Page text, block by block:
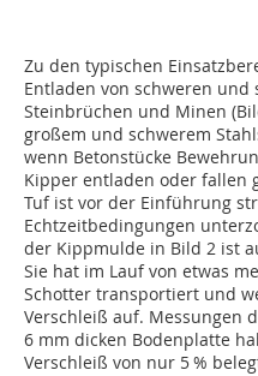
Zu den typischen
Entladen von schweren und
Steinbrüchen und Minen
großem und schwerem
wenn Betonstücke
Kipper entladen oder fallen
Tuf ist vor der Einführung
Echtzeitbedingungen
der Kippmulde in Bild 2 ist
Sie hat im Lauf von etwas
Schotter transportiert und
Verschleiß auf. Messungen
6 mm dicken Bodenplatte
Verschleiß von nur 5 %